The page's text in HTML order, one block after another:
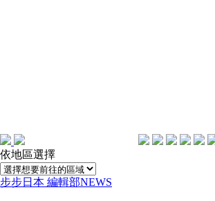
依地區選擇
步步日本 編輯部NEWS